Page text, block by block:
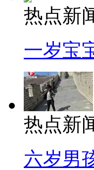
热点新
一岁宝
热点新
六岁男